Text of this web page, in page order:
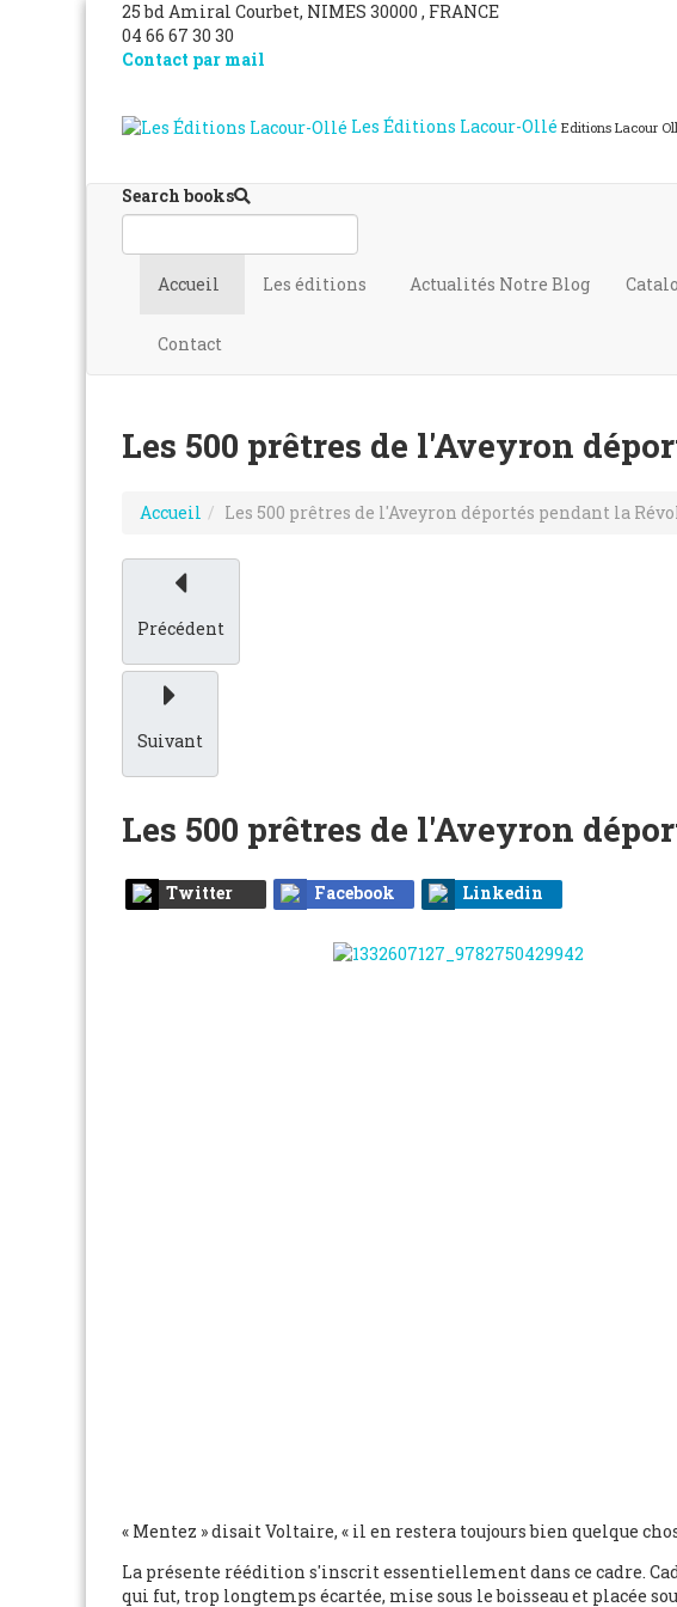
25 bd Amiral Courbet, NIMES 30000 , FRANCE
04 66 67 30 30
Contact par mail
Les Éditions Lacour-Ollé Editions Lacour
Search books
Accueil Les éditions Actualités Notre Blog
Contact
Les 500 prêtres de l'Aveyron
Accueil Les 500 prêtres de l'Aveyron déportés pendant la
Précédent
Suivant
Les 500 prêtres de l'Aveyron
Twitter Facebook Linkedin
« Mentez » disait Voltaire, « il en restera toujours bien quelque
La présente réédition s'inscrit essentiellement dans ce cadre.
qui fut, trop longtemps écartée, mise sous le boisseau et placée